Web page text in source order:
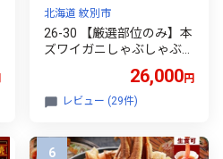
北海道 紋別市
26-30 【厳選部位のみ】本
ズワイガニしゃぶしゃぶ
26,000円
レビュー (29件)